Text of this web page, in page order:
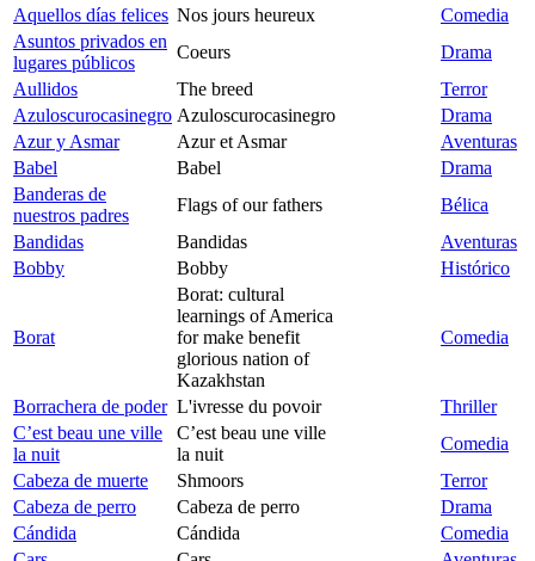
Aquellos días felices Nos jours heureux
Comedia
Asuntos privados en
lugares públicos
Coeurs
Drama
Aullidos
The breed
Terror
Azuloscurocasinegro Azuloscurocasinegro
Drama
Azur y Asmar
Azur et Asmar
Aventuras
Babel
Babel
Drama
Banderas de
nuestros padres
Flags of our fathers
Bélica
Bandidas
Bandidas
Aventuras
Bobby
Bobby Histórico
Borat
Borat: cultural
learnings of America
for make benefit
glorious nation of
Kazakhstan
Comedia
Borrachera de poder L'ivresse du povoir
Thriller
C’est beau une ville
la nuit
C’est beau une ville
la nuit
Comedia
Cabeza de muerte
Shmoors
Terror
Cabeza de perro
Cabeza de perro
Drama
Cándida
Cándida
Comedia